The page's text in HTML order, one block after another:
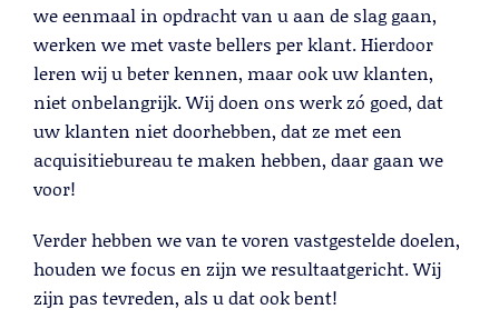
we eenmaal in opdracht van u aan de slag gaan,
werken we met vaste bellers per klant. Hierdoor
leren wij u beter kennen, maar ook uw klanten,
niet onbelangrijk. Wij doen ons werk zó goed, dat
uw klanten niet doorhebben, dat ze met een
acquisitiebureau te maken hebben, daar gaan we
voor!
Verder hebben we van te voren vastgestelde doelen,
houden we focus en zijn we resultaatgericht. Wij
zijn pas tevreden, als u dat ook bent!
Cold Calling
Lees meer